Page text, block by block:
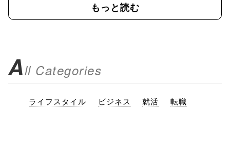
もっと読む
All Categories
ライフスタイル ビジネス 就活 転職